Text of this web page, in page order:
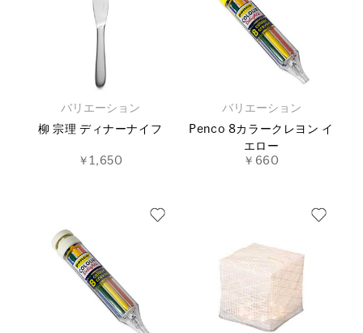
バリエーション
柳 宗理 ディナーナイフ
￥1,650
バリエーション
Penco 8カラークレヨン イ
エロー
￥660